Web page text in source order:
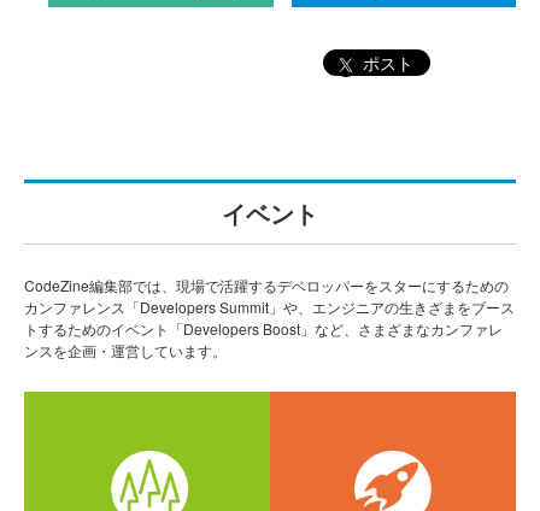
ポスト
イベント
CodeZine編集部では、現場で活躍するデベロッパーをスターにするための
カンファレンス「Developers Summit」や、エンジニアの生きざまをブース
トするためのイベント「Developers Boost」など、さまざまなカンファレ
ンスを企画・運営しています。